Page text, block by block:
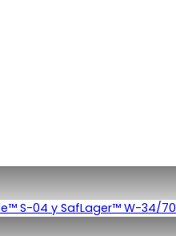
S-04 y SafLager™ W-34/70